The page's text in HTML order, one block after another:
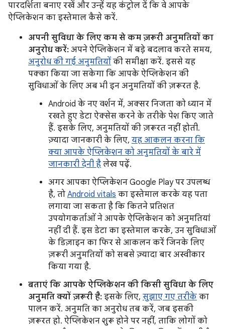
पारदर्शिता बनाए रखें और उन्हें यह कंट्रोल दें कि वे आपके
ऐप्लिकेशन का इस्तेमाल कैसे करें.
अपनी सुविधा के लिए कम से कम ज़रूरी अनुमतियों का
अनुरोध करें: अपने ऐप्लिकेशन में बड़े बदलाव करते समय,
अनुरोध की गई अनुमतियों की समीक्षा करें. इससे यह
पक्का किया जा सकेगा कि आपके ऐप्लिकेशन की
सुविधाओं के लिए अब भी इन अनुमतियों की ज़रूरत है.
Android के नए वर्शन में, अक्सर निजता को ध्यान में
रखते हुए डेटा ऐक्सेस करने के तरीके पेश किए जाते
हैं. इसके लिए, अनुमतियों की ज़रूरत नहीं होती.
ज़्यादा जानकारी के लिए, यह आकलन करना कि
क्या आपके ऐप्लिकेशन को अनुमतियों के बारे में
जानकारी देनी है लेख पढ़ें.
अगर आपका ऐप्लिकेशन Google Play पर उपलब्ध
है, तो Android vitals का इस्तेमाल करके यह पता
लगाया जा सकता है कि कितने प्रतिशत
उपयोगकर्ताओं ने आपके ऐप्लिकेशन को अनुमतियां
नहीं दी हैं. इस डेटा का इस्तेमाल करके, उन सुविधाओं
के डिज़ाइन का फिर से आकलन करें जिनके लिए
ज़रूरी अनुमतियों को सबसे ज़्यादा बार अस्वीकार
किया गया है.
बताएं कि आपके ऐप्लिकेशन की किसी सुविधा के लिए
अनुमति क्यों ज़रूरी है: इसके लिए, सुझाए गए तरीके का
पालन करें. अनुमति का अनुरोध तब करें, जब इसकी
ज़रूरत हो. ऐप्लिकेशन शुरू होने पर नहीं, ताकि लोगों को